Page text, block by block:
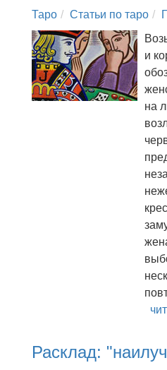
Таро Статьи по таро
и
на
Расклад: